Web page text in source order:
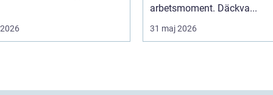
arbetsmoment. Däckva...
31 maj 2026